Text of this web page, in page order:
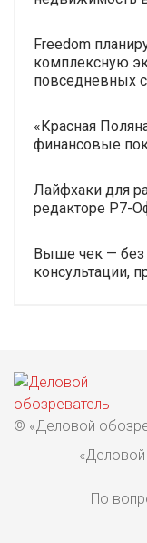
Freedom
комплексную
повседневных
«Красная
финансовые
Лайфхаки для
редакторе Р7-
Выше чек — без
консультации,
© «Деловой
По